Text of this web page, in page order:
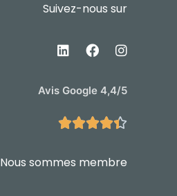
Suivez-nous sur
Avis Google 4,4/5

Nous sommes membre